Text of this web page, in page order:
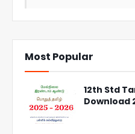
Most Popular
12th Std
Download